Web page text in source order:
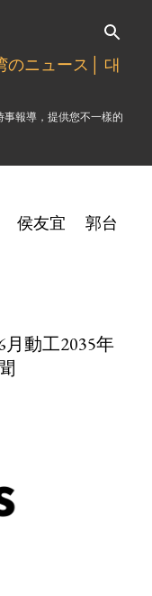
のニュース│ 대
報導，提供您不一樣的
侯友宜
郭台
動工2035年